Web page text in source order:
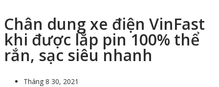
Chân dung xe điện VinFast
khi được lắp pin 100% thể
rắn, sạc siêu nhanh
Tháng 8 30, 2021